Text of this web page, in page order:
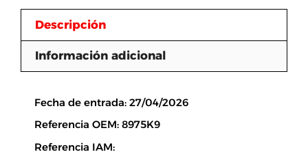
Descripción
Información adicional
Fecha de entrada: 27/04/2026
Referencia OEM: 8975K9
Referencia IAM: